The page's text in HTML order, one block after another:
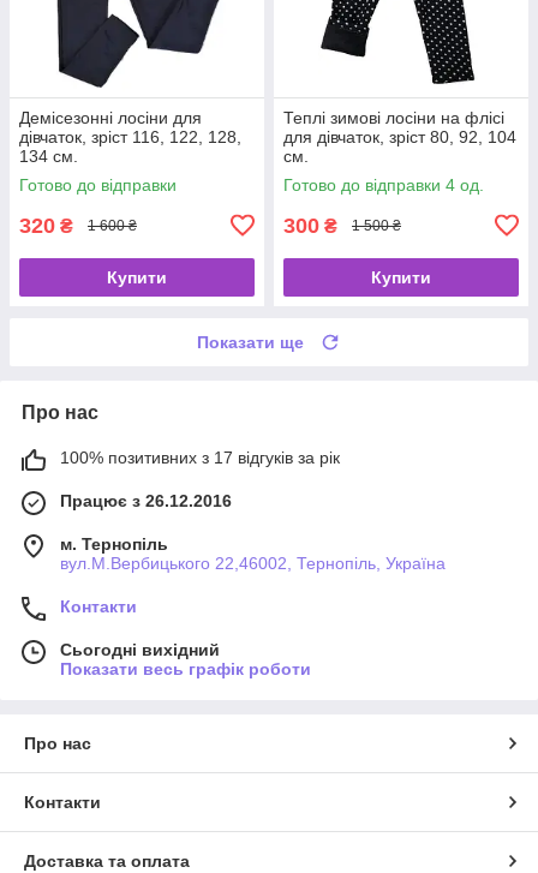
Демісезонні лосіни для
дівчаток, зріст 116, 122, 128,
134 см.
Готово до відправки
320 ₴ 1 600 ₴
Купити
Теплі зимові лосіни на флісі
для дівчаток, зріст 80, 92, 104
см.
Готово до відправки 4 од.
300 ₴ 1 500 ₴
Купити
Показати ще
Про нас
100% позитивних з 17 відгуків за рік
Працює з 26.12.2016
м. Тернопіль
вул.М.Вербицького 22,46002, Тернопіль, Україна
Контакти
Сьогодні вихідний
Показати весь графік роботи
Про нас
Контакти
Доставка та оплата